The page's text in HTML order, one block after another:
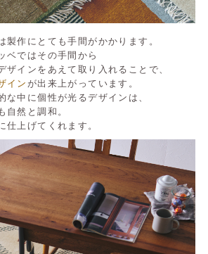
製作にとても手間がかかります。
ベではその手間から
ザインをあえて取り入れることで、
インが出来上がっています。
な中に個性が光るデザインは、
然と調和。
上げてくれます。